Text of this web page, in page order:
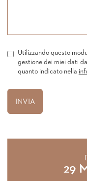
Utilizzando questo
gestione dei miei dati
quanto indicato nella
29